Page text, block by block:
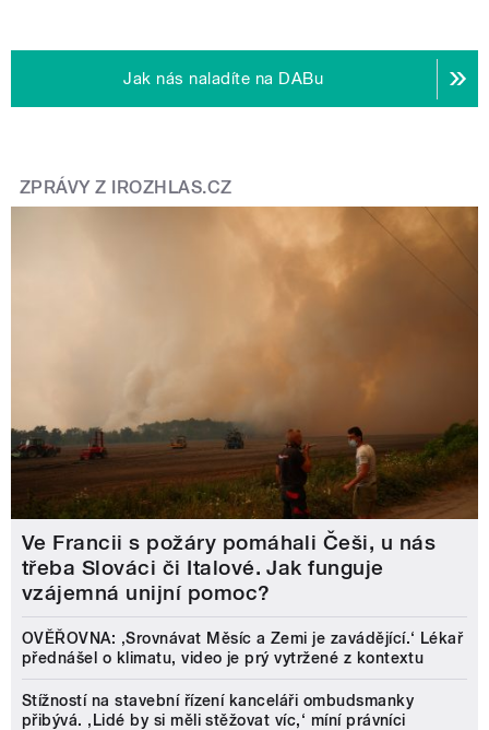
Jak nás naladíte na DABu
ZPRÁVY Z IROZHLAS.CZ
Ve Francii s požáry pomáhali Češi, u nás
třeba Slováci či Italové. Jak funguje
vzájemná unijní pomoc?
OVĚŘOVNA: ‚Srovnávat Měsíc a Zemi je zavádějící.‘ Lékař
přednášel o klimatu, video je prý vytržené z kontextu
Stížností na stavební řízení kanceláři ombudsmanky
přibývá. ‚Lidé by si měli stěžovat víc,‘ míní právníci